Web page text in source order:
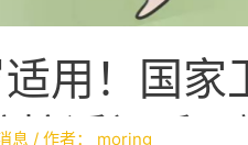
用！国家
息 / 作者： moring